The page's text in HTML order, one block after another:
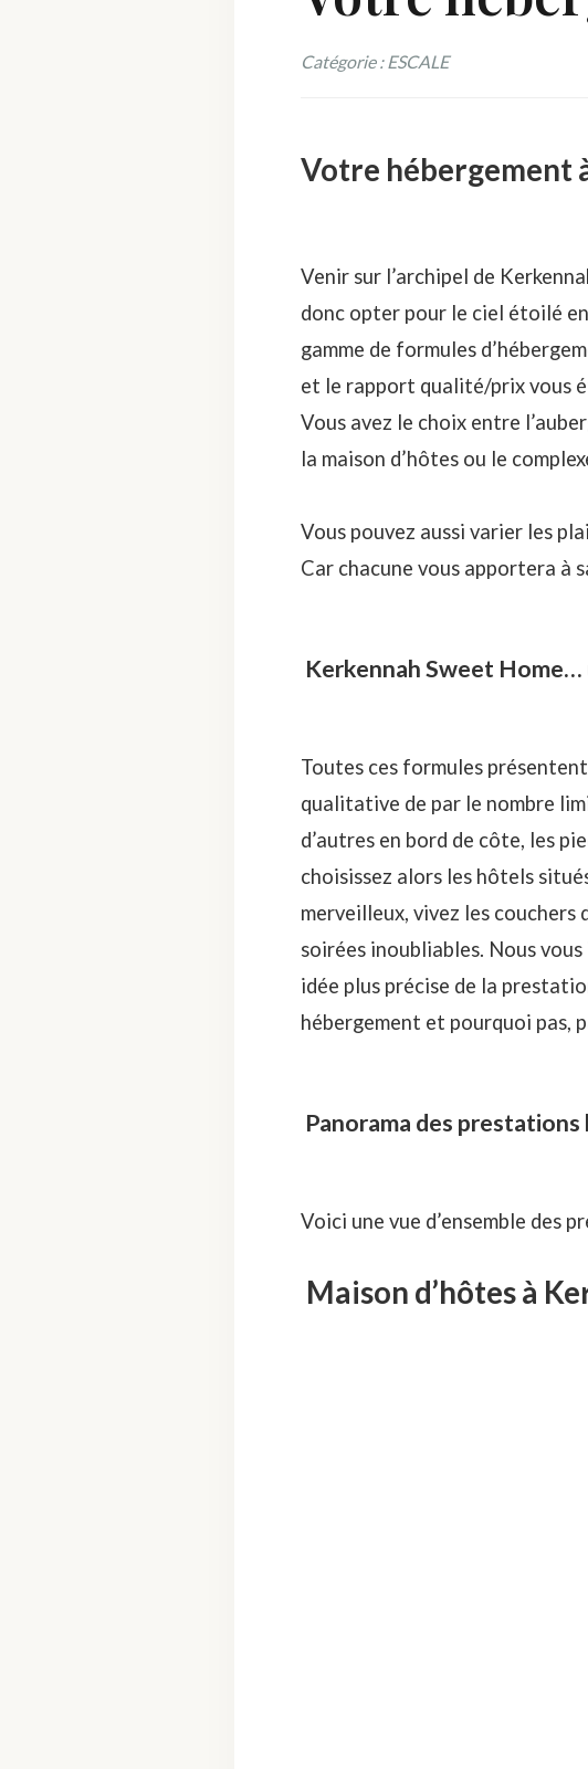
Catégorie : ESCALE
Votre hébergement
Venir sur l’archipel de
donc opter pour le ciel étoilé
gamme de formules
et le rapport qualité/prix vous
Vous avez le choix entre
la maison d’hôtes ou le
Vous pouvez aussi varier les
Car chacune vous apportera à
Kerkennah Sweet Home…
Toutes ces formules
qualitative de par le nombre
d’autres en bord de côte, les
choisissez alors les hôtels
merveilleux, vivez les
soirées inoubliables. Nous
idée plus précise de la
hébergement et pourquoi pas,
Panorama des
Voici une vue d’ensemble des
Maison d’hôtes à